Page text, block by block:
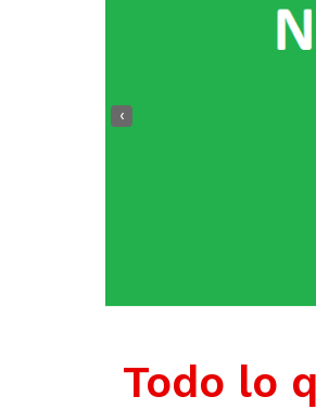
‹
Todo lo